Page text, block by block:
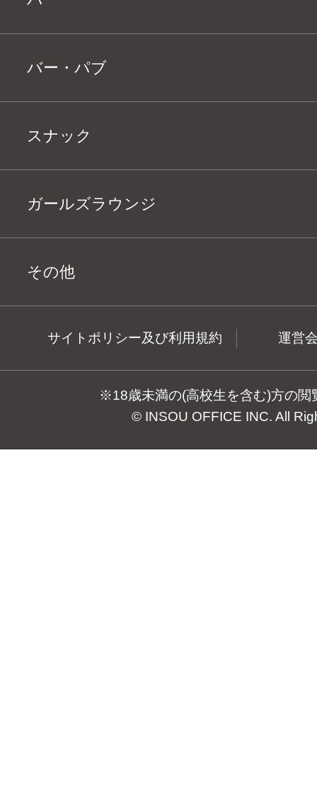
バー・パブ
スナック
ガールズラウンジ
その他
サイトポリシー及び利用規約 運営
※18歳未満の(高校生を含む)方の閲
© INSOU OFFICE INC. All